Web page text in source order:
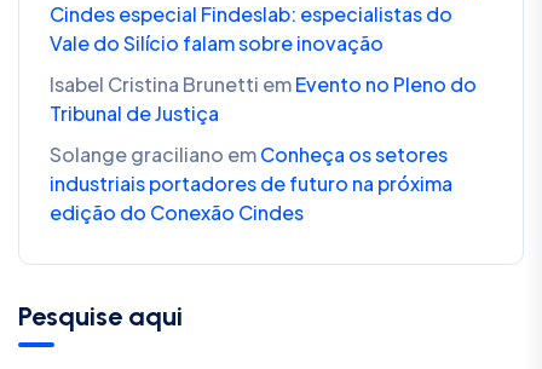
Cindes especial Findeslab: especialistas do
Vale do Silício falam sobre inovação
Isabel Cristina Brunetti emEvento no Pleno do
Tribunal de Justiça
Solange graciliano emConheça os setores
industriais portadores de futuro na próxima
edição do Conexão Cindes
Pesquise aqui